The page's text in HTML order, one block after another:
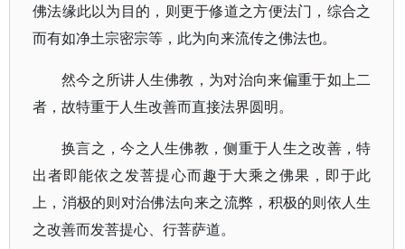
佛法缘此以为目的，则更于修道之方便法门，综合之
而有如净土宗密宗等，此为向来流传之佛法也。
然今之所讲人生佛教，为对治向来偏重于如上二
者，故特重于人生改善而直接法界圆明。
换言之，今之人生佛教，侧重于人生之改善，特
出者即能依之发菩提心而趣于大乘之佛果，即于此
上，消极的则对治佛法向来之流弊，积极的则依人生
之改善而发菩提心、行菩萨道。